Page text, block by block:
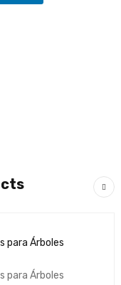
para Árboles
para Árboles